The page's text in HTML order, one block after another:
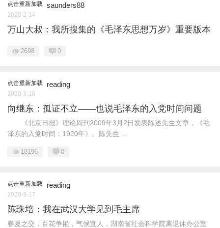
点击重新加载 saunders88
2020-2-14
万山大叔：我所搜集的《毛泽东思想万岁》重要版本
2698 0
点击重新加载 reading
2020-3-16
向继东：孤证不立——也说毛泽东的入党时间问题
《北京日报》理论周刊2009年3月2日发表陈述先生文章，《毛
泽东的入党时间：1920年》。陈先生 ...
18196 0
点击重新加载 reading
2020-3-17
陈珠培：我在武汉大学见到毛主席
春夏之交，百花争艳，气候宜人，湖南省社会科学院离退休办公室